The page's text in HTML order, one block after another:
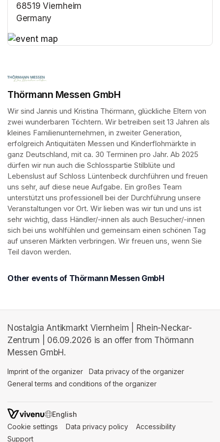
68519 Viernheim
Germany
Thörmann Messen GmbH
Wir sind Jannis und Kristina Thörmann, glückliche Eltern von
zwei wunderbaren Töchtern. Wir betreiben seit 13 Jahren als
kleines Familienunternehmen, in zweiter Generation,
erfolgreich Antiquitäten Messen und Kinderflohmärkte in
ganz Deutschland, mit ca. 30 Terminen pro Jahr. Ab 2025
dürfen wir nun auch die Schlosspartie Stilblüte und
Lebenslust auf Schloss Lüntenbeck durchführen und freuen
uns sehr, auf diese neue Aufgabe. Ein großes Team
unterstützt uns professionell bei der Durchführung unsere
Veranstaltungen vor Ort. Wir lieben was wir tun und uns ist
sehr wichtig, dass Händler/-innen als auch Besucher/-innen
sich bei uns wohlfühlen und gemeinsam einen schönen Tag
auf unseren Märkten verbringen. Wir freuen uns, wenn Sie
Teil davon werden.
Other events of Thörmann Messen GmbH
Nostalgia Antikmarkt Viernheim | Rhein-Neckar-
Zentrum | 06.09.2026 is an offer from Thörmann
Messen GmbH.
Imprint of the organizer (opens in a new tab)
Data privacy of the organizer
General terms and conditions of the organizer
SWITCH LANGUAGE
Cookie settings (opens in a new tab)
Data privacy policy (opens in a new tab)
Accessibility
Support